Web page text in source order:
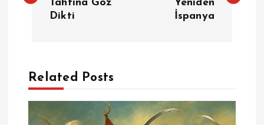
g
e
Tahtına Göz
Dikti
Yeniden
İspanya
Related Posts